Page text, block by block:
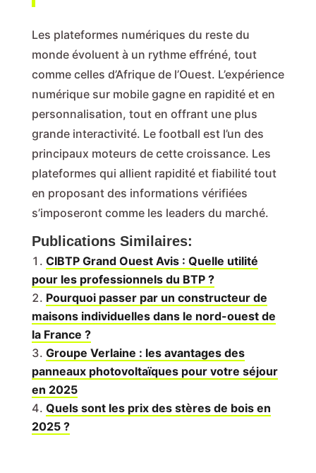
Les plateformes numériques du reste du
monde évoluent à un rythme effréné, tout
comme celles d’Afrique de l’Ouest. L’expérience
numérique sur mobile gagne en rapidité et en
personnalisation, tout en offrant une plus
grande interactivité. Le football est l’un des
principaux moteurs de cette croissance. Les
plateformes qui allient rapidité et fiabilité tout
en proposant des informations vérifiées
s’imposeront comme les leaders du marché.
Publications Similaires:
CIBTP Grand Ouest Avis : Quelle utilité
pour les professionnels du BTP ?
Pourquoi passer par un constructeur de
maisons individuelles dans le nord-ouest de
la France ?
Groupe Verlaine : les avantages des
panneaux photovoltaïques pour votre séjour
en 2025
Quels sont les prix des stères de bois en
2025 ?